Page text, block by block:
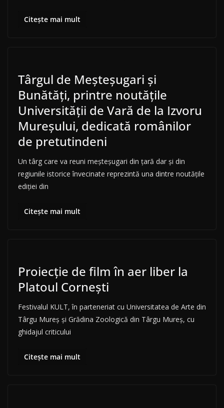
Citește mai mult
Târgul de Meşteşugari şi
Bunătăţi, printre noutăţile
Universităţii de Vară de la Izvoru
Mureşului, dedicată românilor
de pretutindeni
Un târg care va reuni meşteşugari din ţară dar şi din
regiunile istorice învecinate reprezintă una dintre noutăţile
ediţiei din
Citește mai mult
Proiecție de film în aer liber la
Platoul Cornești
Festivalul KULT, în parteneriat cu Universitatea de Arte din
Târgu Mureș și Grădina Zoologică din Târgu Mureș, cu
ghidajul criticului
Citește mai mult